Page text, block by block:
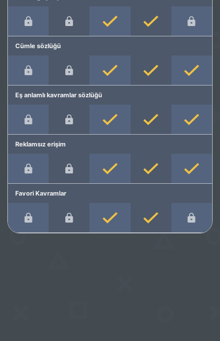
Cümle sözlüğü
Eş anlamlı kavramlar sözlüğü
Reklamsız erişim
Favori Kavramlar